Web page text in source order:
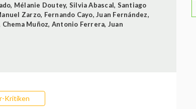
, Mélanie Doutey, Silvia Abascal, Santiago
Zarzo, Fernando Cayo,Juan Fernández,
Chema Muñoz, Antonio Ferrera, Juan
Kritiken